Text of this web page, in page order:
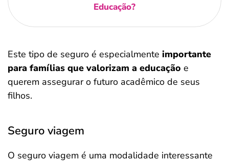
Educação?
Este tipo de seguro é especialmente importante
para famílias que valorizam a educação e
querem assegurar o futuro acadêmico de seus
filhos​.
Seguro viagem
O seguro viagem é uma modalidade interessante